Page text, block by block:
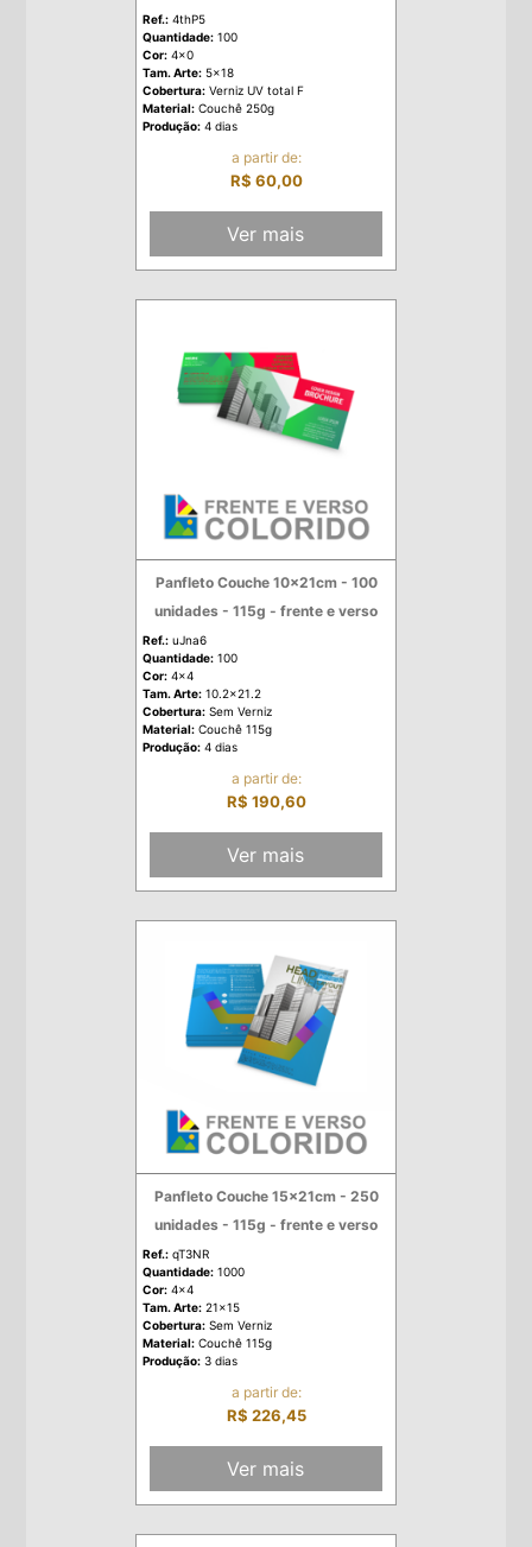
Ref.: 4thP5
Quantidade: 100
Cor: 4x0
Tam. Arte: 5x18
Cobertura: Verniz UV total F
Material: Couchê 250g
Produção: 4 dias
a partir de:
R$ 60,00
Ver mais
Panfleto Couche 10x21cm - 100
unidades - 115g - frente e verso
Ref.: uJna6
Quantidade: 100
Cor: 4x4
Tam. Arte: 10.2x21.2
Cobertura: Sem Verniz
Material: Couchê 115g
Produção: 4 dias
a partir de:
R$ 190,60
Ver mais
Panfleto Couche 15x21cm - 250
unidades - 115g - frente e verso
Ref.: qT3NR
Quantidade: 1000
Cor: 4x4
Tam. Arte: 21x15
Cobertura: Sem Verniz
Material: Couchê 115g
Produção: 3 dias
a partir de:
R$ 226,45
Ver mais